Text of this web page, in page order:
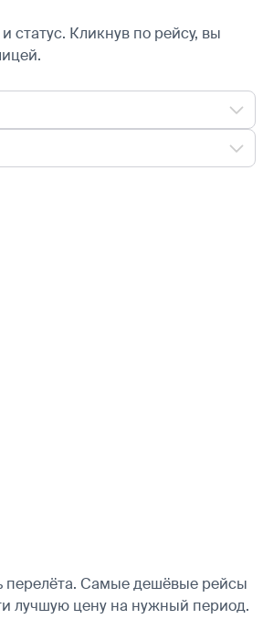
статус. Кликнув по рейсу, вы
перелёта. Самые дешёвые рейсы
лучшую цену на нужный период.